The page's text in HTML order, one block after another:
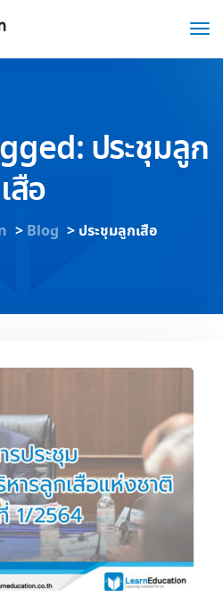
ประชุมลูก
เสือ
> Blog > ประชุมลูกเสือ